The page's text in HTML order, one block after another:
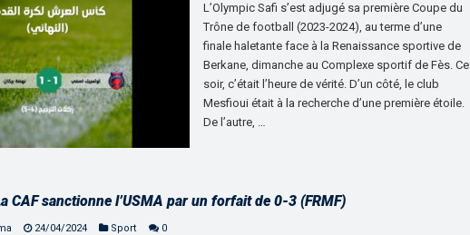
L’Olympic Safi s’est adjugé sa première Coupe du
Trône de football (2023-2024), au terme d’une
finale haletante face à la Renaissance sportive de
Berkane, dimanche au Complexe sportif de Fès. Ce
soir, c’était l’heure de vérité. D’un côté, le club
Mesfioui était à la recherche d’une première étoile.
De l’autre, …
CAF sanctionne l’USMA par un forfait de 0-3 (FRMF)
24/04/2024 Sport 0